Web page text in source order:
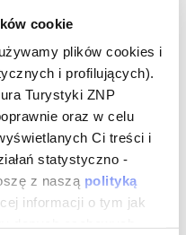
cookie
plików cookies i
i profilujących).
Turystyki ZNP
oraz w celu
Ci treści i
statystyczno -
z naszą polityką
informacji o tym jak